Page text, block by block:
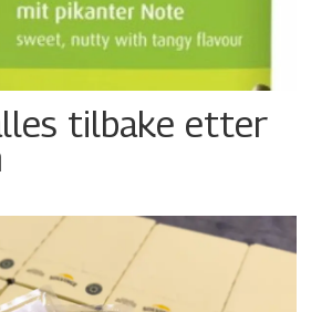
tilbake etter